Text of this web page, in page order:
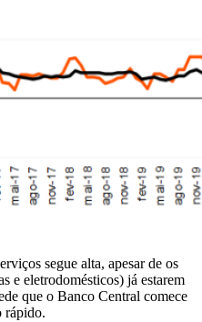
segue alta, apesar de os
e eletrodomésticos) já estarem
que o Banco Central comece
rápido.